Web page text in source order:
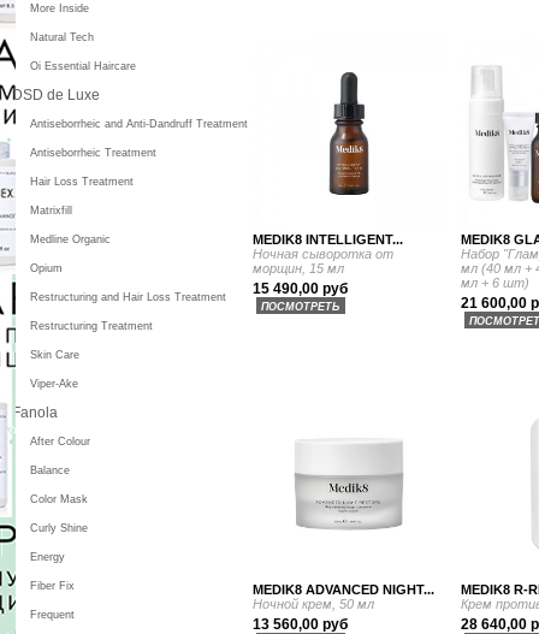
MEDIK8 INTELLIGENT...
Ночная сыворотка от
морщин, 15 мл
15 490,00 руб
ПОСМОТРЕТЬ
MEDIK8
Набор
мл (40 мл +
мл + 6 шт)
21 600,00
MEDIK8 ADVANCED NIGHT...
Ночной крем, 50 мл
13 560,00 руб
MEDIK8 R-
Крем
28 640,00
More Inside
Natural Tech
Oi Essential Haircare
DSD de Luxe
Antiseborrheic and Anti-Dandruff Treatment
Antiseborrheic Treatment
Hair Loss Treatment
Matrixfill
Medline Organic
Opium
Restructuring and Hair Loss Treatment
Restructuring Treatment
Skin Care
Viper-Ake
Fanola
After Colour
Balance
Color Mask
Curly Shine
Energy
Fiber Fix
Frequent